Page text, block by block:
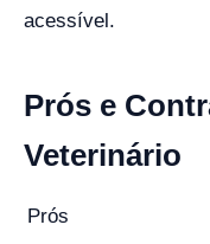
acessível.
Prós e
Veterinário
Prós